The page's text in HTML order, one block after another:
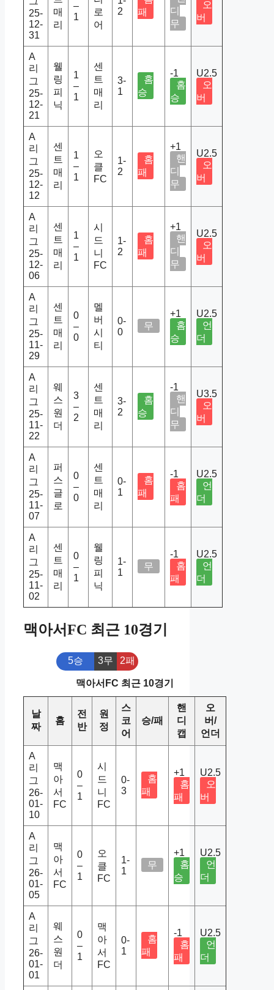
25-
12-
31
매
리
–
1
로
어
2
패
디
무
오
버
A
리
그
25-
12-
21
웰
링
피
닉
1
–
1
센
트
매
리
3-
1
홈
승
-1
홈
승
U2.5
오
버
A
리
그
25-
12-
12
센
트
매
리
1
–
1
오
클
FC
1-
2
홈
패
+1
핸
디
무
U2.5
오
버
A
리
그
25-
12-
06
센
트
매
리
1
–
1
시
드
니
FC
1-
2
홈
패
+1
핸
디
무
U2.5
오
버
A
리
그
25-
11-
29
센
트
매
리
0
–
0
멜
버
시
티
0-
0
무
+1
홈
승
U2.5
언
더
A
리
그
25-
11-
22
웨
스
원
더
3
–
2
센
트
매
리
3-
2
홈
승
-1
핸
디
무
U3.5
오
버
A
리
그
25-
11-
07
퍼
스
글
로
0
–
0
센
트
매
리
0-
1
홈
패
-1
홈
패
U2.5
언
더
A
리
그
25-
11-
02
센
트
매
리
0
–
1
웰
링
피
닉
1-
1
무
-1
홈
패
U2.5
언
더
맥아서FC 최근 10경기
5승 3무 2패
맥아서FC 최근 10경기
날
짜
홈
전
반
원
정
스
코
어
승/패
핸
디
캡
오
버/
언더
A
리
그
26-
01-
10
맥
아
서
FC
0
–
1
시
드
니
FC
0-
3
홈
패
+1
홈
패
U2.5
오
버
A
리
그
26-
01-
05
맥
아
서
FC
0
–
1
오
클
FC
1-
1
무
+1
홈
승
U2.5
언
더
A
리
그
26-
01-
01
웨
스
원
더
0
–
1
맥
아
서
FC
0-
1
홈
패
-1
홈
패
U2.5
언
더